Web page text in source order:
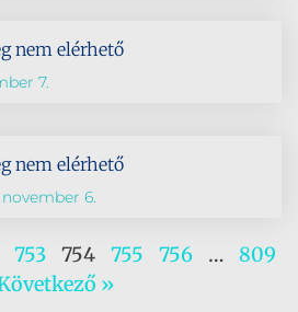
nem elérhető
7.
nem elérhető
november 6.
753 754 755 756 …
809
»